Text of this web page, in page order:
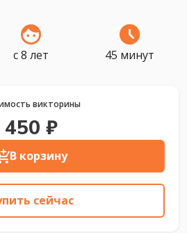
с 8 лет 45 минут
викторины
450 ₽
В корзину
сейчас